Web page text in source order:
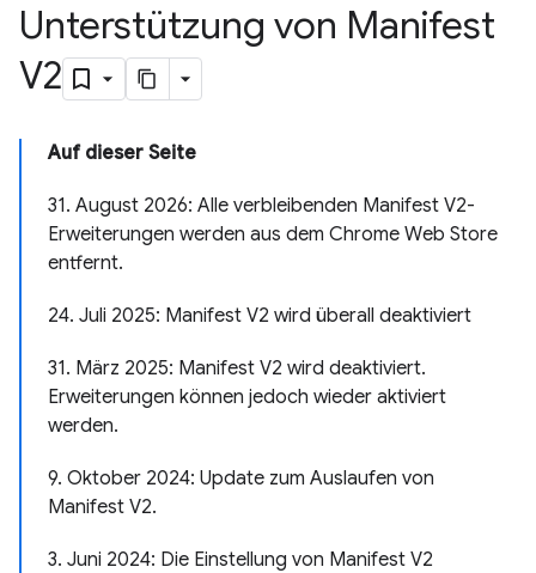
Unterstützung von Manifest
V2
Auf dieser Seite
31. August 2026: Alle verbleibenden Manifest V2-
Erweiterungen werden aus dem Chrome Web Store
entfernt.
24. Juli 2025: Manifest V2 wird überall deaktiviert
31. März 2025: Manifest V2 wird deaktiviert.
Erweiterungen können jedoch wieder aktiviert
werden.
9. Oktober 2024: Update zum Auslaufen von
Manifest V2.
3. Juni 2024: Die Einstellung von Manifest V2